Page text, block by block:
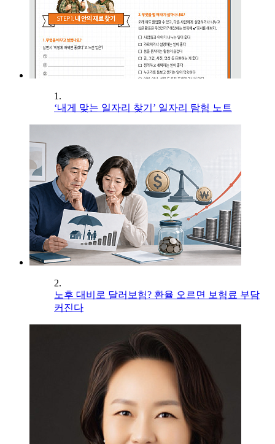
1.
‘내게 맞는 일자리 찾기’ 일자리 탐험 노트
2.
노후 대비로 달러보험? 환율 오르면 보험료 부담
커진다